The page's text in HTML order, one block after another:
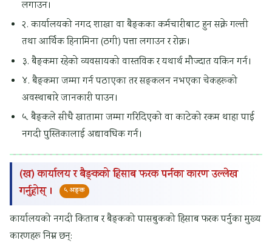
लगाउन।
२. कार्यालयको नगद शाखा वा बैङ्कका कर्मचारीबाट हुन सक्ने गल्ती
तथा आर्थिक हिनामिना (ठगी) पत्ता लगाउन र रोक्न।
३. बैङ्कमा रहेको व्यवसायको वास्तविक र यथार्थ मौज्दात यकिन गर्न।
४. बैङ्कमा जम्मा गर्न पठाएका तर सङ्कलन नभएका चेकहरूको
अवस्थाबारे जानकारी पाउन।
५. बैङ्कले सीधै खातामा जम्मा गरिदिएको वा काटेको रकम थाहा पाई
नगदी पुस्तिकालाई अद्यावधिक गर्न।
(ख) कार्यालय र बैङ्कको हिसाब फरक पर्नका कारण उल्लेख
गर्नुहोस् ।
५ अङ्क
कार्यालयको नगदी किताब र बैङ्कको पासबुकको हिसाब फरक पर्नुका मुख्य
कारणहरू निम्न छन्:
a
l
D
i
a
g
r
a
S
e
e
n
t
,
A
A
S
O
s
,
i
n
a
p
e
d
D
e
y
h
g
e
P
b
l